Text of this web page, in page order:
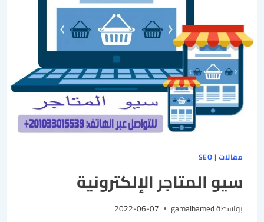
مقالات|
SEO
سيو المتاجر الإلكترونية
بواسطةgamalhamed
2022-06-07